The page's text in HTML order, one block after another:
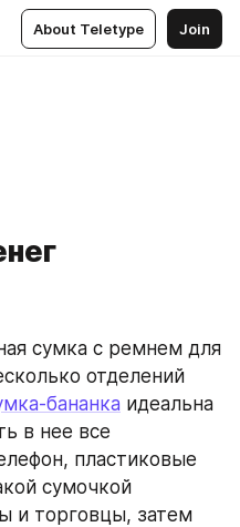
About Teletype Join
сумка с ремнем для
отделений
бананка идеальна
в нее все
пластиковые
сумочкой
и торговцы, затем